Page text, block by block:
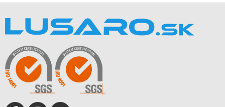
c
i
v
n
i